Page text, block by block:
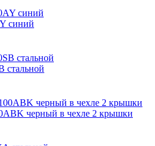
синий
стальной
черный в чехле 2 крышки